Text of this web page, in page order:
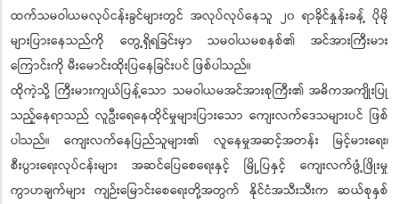
ထက်သမဝါယမလုပ်ငန်းခွင်များတွင် အလုပ်လုပ်နေသူ ၂၀ ရာခိုင်နှုန်းခန့် ပိုမို
များပြားနေသည်ကို တွေ့ရှိရခြင်းမှာ သမဝါယမစနစ်၏ အင်အားကြီးမား
ကြောင်းကို မီးမောင်းထိုးပြနေခြင်းပင် ဖြစ်ပါသည်။
ထိုကဲ့သို့ ကြီးမားကျယ်ပြန့်သော သမဝါယမအင်အားစုကြီး၏ အဓိကအကျိုးပြု
သည့်နေရာသည် လူဦးရေနေထိုင်မှုများပြားသော ကျေးလက်ဒေသများပင် ဖြစ်
ပါသည်။ ကျေးလက်နေပြည်သူများ၏ လူနေမှုအဆင့်အတန်း မြင့်မားရေး၊
စီးပွားရေးလုပ်ငန်းများ အဆင်ပြေစေရေးနှင့် မြို့ပြနှင့် ကျေးလက်ဖွံ့ဖြိုးမှု
ကွာဟချက်များ ကျဉ်းမြောင်းစေရေးတို့အတွက် နိုင်ငံအသီးသီးက ဆယ်စုနှစ်